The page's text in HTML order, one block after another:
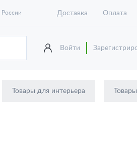
России Доставка Оплата
Войти
Товары для интерьера